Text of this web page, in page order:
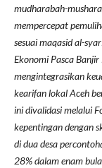
mudharabah-
mempercepat
sesuai maqasid al-
Ekonomi Pasca
mengintegrasikan
kearifan lokal Aceh
ini divalidasi melalui
kepentingan dengan
di dua desa
28% dalam enam